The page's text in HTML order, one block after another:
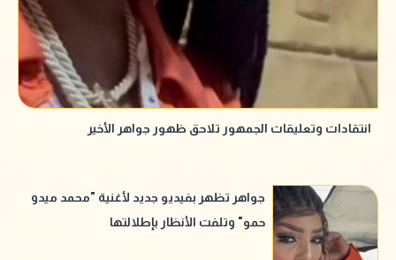
انتقادات وتعليقات الجمهور تلاحق ظهور جواهر الأخير
جواهر تظهر بفيديو جديد لأغنية "محمد ميدو
حمو" وتلفت الأنظار بإطلالتها